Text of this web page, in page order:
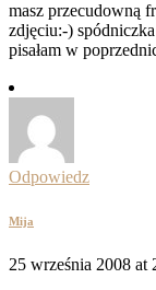
masz przecudowną
zdjęciu:-)
pisałam w
Odpowiedz
Mija
25 września 2008 at